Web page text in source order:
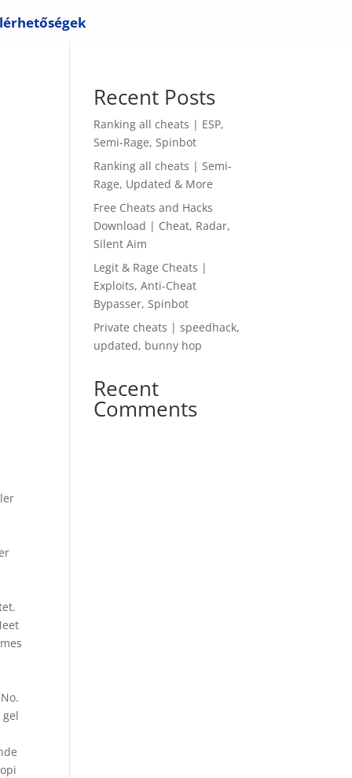
Recent Posts
Ranking all cheats | ESP,
Semi-Rage, Spinbot
Ranking all cheats | Semi-
Rage, Updated & More
Free Cheats and Hacks
Download | Cheat, Radar,
Silent Aim
Legit & Rage Cheats |
Exploits, Anti-Cheat
Bypasser, Spinbot
Private cheats | speedhack,
updated, bunny hop
Recent
Comments